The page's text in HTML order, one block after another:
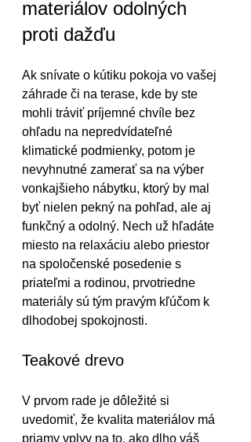
materiálov odolných
proti dažďu
Ak snívate o kútiku pokoja vo vašej
záhrade či na terase, kde by ste
mohli tráviť príjemné chvíle bez
ohľadu na nepredvídateľné
klimatické podmienky, potom je
nevyhnutné zamerať sa na výber
vonkajšieho nábytku, ktorý by mal
byť nielen pekný na pohľad, ale aj
funkčný a odolný. Nech už hľadáte
miesto na relaxáciu alebo priestor
na spoločenské posedenie s
priateľmi a rodinou, prvotriedne
materiály sú tým pravým kľúčom k
dlhodobej spokojnosti.
Teakové drevo
V prvom rade je dôležité si
uvedomiť, že kvalita materiálov má
priamy vplyv na to, ako dlho váš